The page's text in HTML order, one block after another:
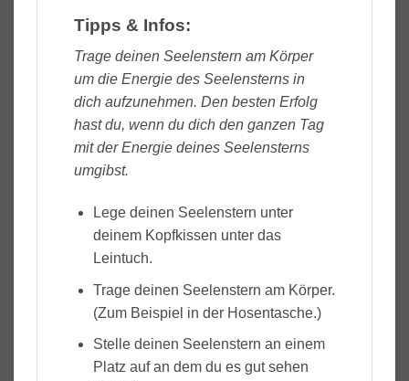
Tipps & Infos:
Trage deinen Seelenstern am Körper
um die Energie des Seelensterns in
dich aufzunehmen. Den besten Erfolg
hast du, wenn du dich den ganzen Tag
mit der Energie deines Seelensterns
umgibst.
Lege deinen Seelenstern unter
deinem Kopfkissen unter das
Leintuch.
Trage deinen Seelenstern am Körper.
(Zum Beispiel in der Hosentasche.)
Stelle deinen Seelenstern an einem
Platz auf an dem du es gut sehen